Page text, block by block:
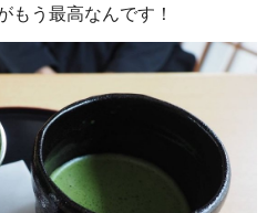
もう最高なんです！